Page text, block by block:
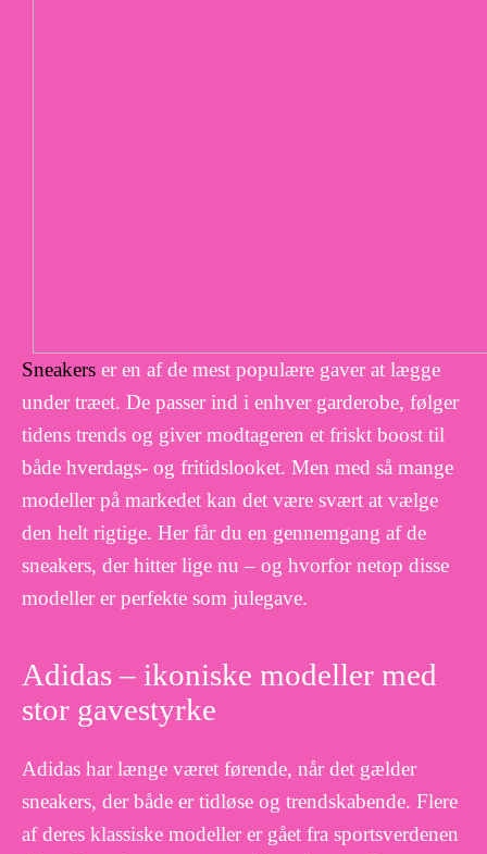
Sneakers er en af de mest populære gaver at lægge
under træet. De passer ind i enhver garderobe, følger
tidens trends og giver modtageren et friskt boost til
både hverdags- og fritidslooket. Men med så mange
modeller på markedet kan det være svært at vælge
den helt rigtige. Her får du en gennemgang af de
sneakers, der hitter lige nu – og hvorfor netop disse
modeller er perfekte som julegave.
Adidas – ikoniske modeller med
stor gavestyrke
Adidas har længe været førende, når det gælder
sneakers, der både er tidløse og trendskabende. Flere
af deres klassiske modeller er gået fra sportsverdenen